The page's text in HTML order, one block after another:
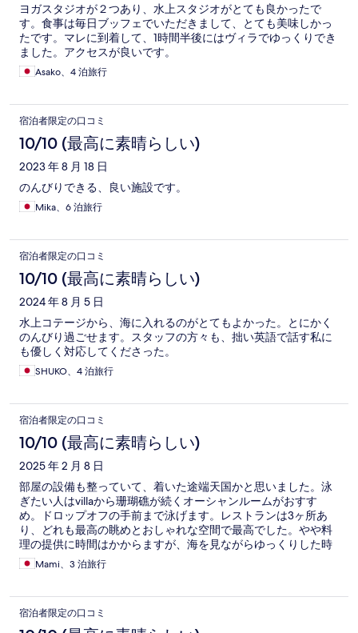
ヨガスタジオが２つあり、水上スタジオがとても良かったで
す。食事は毎日ブッフェでいただきまして、とても美味しかっ
たです。マレに到着して、1時間半後にはヴィラでゆっくりでき
ました。アクセスが良いです。
Asako、4 泊旅行
宿泊者限定の口コミ
10/10 (最高に素晴らしい)
2023 年 8 月 18 日
のんびりできる、良い施設です。
Mika、6 泊旅行
宿泊者限定の口コミ
10/10 (最高に素晴らしい)
2024 年 8 月 5 日
水上コテージから、海に入れるのがとてもよかった。とにかく
のんびり過ごせます。スタッフの方々も、拙い英語で話す私に
も優しく対応してくださった。
SHUKO、4 泊旅行
宿泊者限定の口コミ
10/10 (最高に素晴らしい)
2025 年 2 月 8 日
部屋の設備も整っていて、着いた途端天国かと思いました。泳
ぎたい人はvillaから珊瑚礁が続くオーシャンルームがおすす
め。ドロップオフの手前まで泳げます。レストランは3ヶ所あ
り、どれも最高の眺めとおしゃれな空間で最高でした。やや料
理の提供に時間はかからますが、海を見ながらゆっくりした時
間を過ごせるので問題なしです。
Mami、3 泊旅行
宿泊者限定の口コミ